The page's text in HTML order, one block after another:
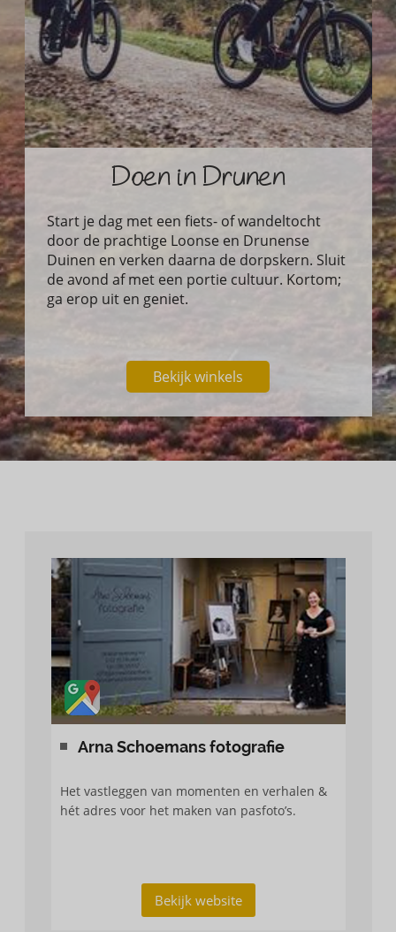
Doen in Drunen
Start je dag met een fiets- of wandeltocht
door de prachtige Loonse en Drunense
Duinen en verken daarna de dorpskern. Sluit
de avond af met een portie cultuur. Kortom;
ga erop uit en geniet.
Bekijk winkels
Arna Schoemans fotografie
Het vastleggen van momenten en verhalen &
hét adres voor het maken van pasfoto’s.
Bekijk website